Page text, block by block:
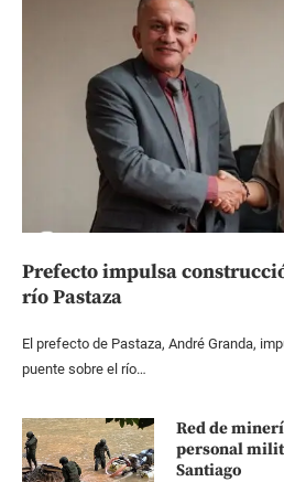
Prefecto impulsa
río Pastaza
El prefecto de Pastaza, André Granda,
puente sobre el río…
Red de
personal
Santiago